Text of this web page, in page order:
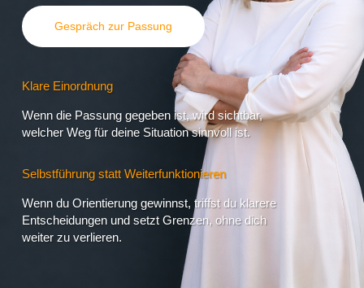
Gespräch zur Passung
Klare Einordnung
Wenn die Passung gegeben ist, wird sichtbar,
welcher Weg für deine Situation sinnvoll ist.
Selbstführung statt Weiterfunktionieren
Wenn du Orientierung gewinnst, triffst du klarere
Entscheidungen und setzt Grenzen, ohne dich
weiter zu verlieren.